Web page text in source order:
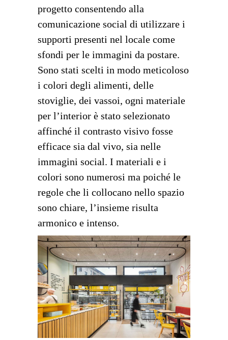
progetto consentendo alla
comunicazione social di utilizzare i
supporti presenti nel locale come
sfondi per le immagini da postare.
Sono stati scelti in modo meticoloso
i colori degli alimenti, delle
stoviglie, dei vassoi, ogni materiale
per l’interior è stato selezionato
affinché il contrasto visivo fosse
efficace sia dal vivo, sia nelle
immagini social. I materiali e i
colori sono numerosi ma poiché le
regole che li collocano nello spazio
sono chiare, l’insieme risulta
armonico e intenso.